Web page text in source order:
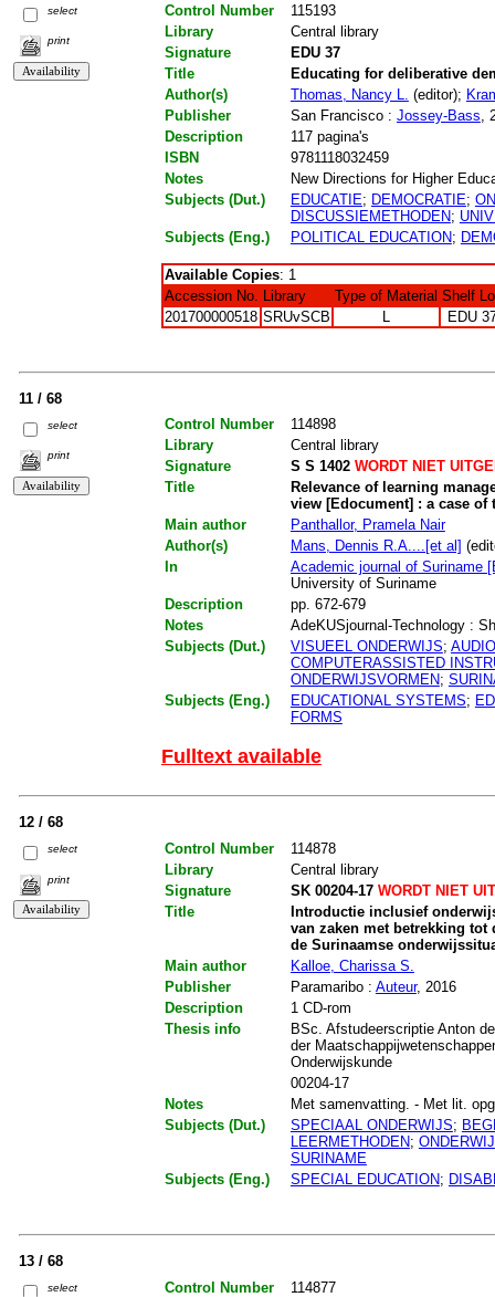
select
print
Control Number
115193
Library
Central library
Signature
EDU 37
Title
Educating for deliberative
Author(s)
Thomas, Nancy L. (editor);
Publisher
San Francisco : Jossey-Bass ,
Description
117 pagina's
ISBN
9781118032459
Notes
New Directions for Higher
Subjects (Dut.)
EDUCATIE; DEMOCRATIE;
DISCUSSIEMETHODEN;
Subjects (Eng.)
POLITICAL EDUCATION;
Available Copies: 1
Accession No. Library Type of Material Shelf
201700000518 SRUvSCB L EDU
11 / 68
select
print
Control Number
114898
Library
Central library
Signature
S S 1402WORDT NIET
Title
Relevance of learning
view [Edocument] : a case
Main author
Panthallor, Pramela Nair
Author(s)
Mans, Dennis R.A....[et al]
In
Academic journal of Suriname
University of Suriname
Description
pp. 672-679
Notes
AdeKUSjournal-Technology :
Subjects (Dut.)
VISUEEL ONDERWIJS;
COMPUTERASSISTED
ONDERWIJSVORMEN;
Subjects (Eng.)
EDUCATIONAL SYSTEMS;
FORMS
Fulltext available
12 / 68
select
print
Control Number
114878
Library
Central library
Signature
SK 00204-17WORDT NIET
Title
Introductie inclusief
van zaken met betrekking
de Surinaamse
Main author
Kalloe, Charissa S.
Publisher
Paramaribo : Auteur, 2016
Description
1 CD-rom
Thesis info
BSc. Afstudeerscriptie Anton
der
Onderwijskunde
00204-17
Notes
Met samenvatting. - Met lit.
Subjects (Dut.)
SPECIAAL ONDERWIJS;
LEERMETHODEN;
SURINAME
Subjects (Eng.)
SPECIAL EDUCATION;
13 / 68
select Control Number
114877